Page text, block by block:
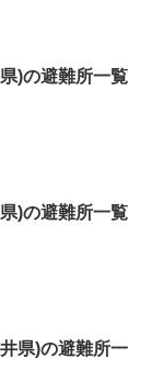
)の避難所一覧
)の避難所一覧
県)の避難所一